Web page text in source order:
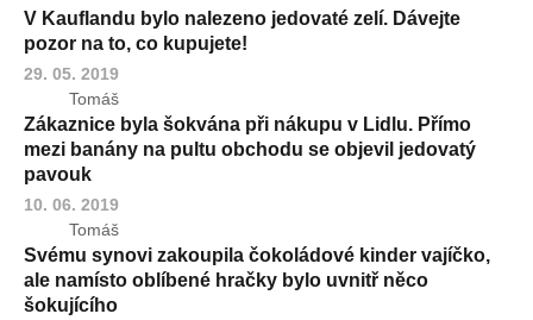
V Kauflandu bylo nalezeno jedovaté zelí. Dávejte
pozor na to, co kupujete!
29. 05. 2019
Tomáš
Zákaznice byla šokvána při nákupu v Lidlu. Přímo
mezi banány na pultu obchodu se objevil jedovatý
pavouk
10. 06. 2019
Tomáš
Svému synovi zakoupila čokoládové kinder vajíčko,
ale namísto oblíbené hračky bylo uvnitř něco
šokujícího